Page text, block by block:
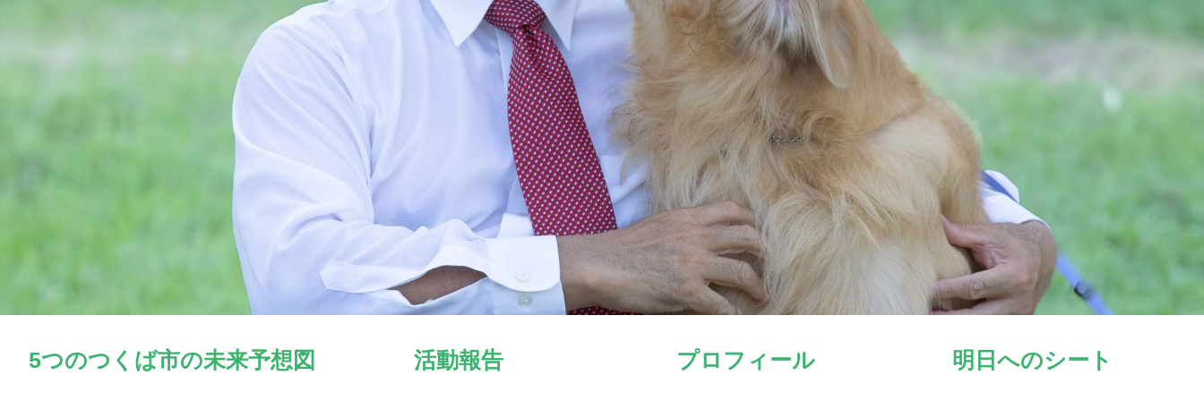
5つのつくば市の未来予想図 活動報告 プロフィール 明日へのシート